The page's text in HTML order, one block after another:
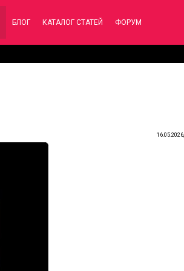
БЛОГ КАТАЛОГ СТАТЕЙ ФОРУМ